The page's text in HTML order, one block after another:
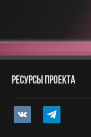
РЕСУРСЫ ПРОЕКТА
vkontakte telegram